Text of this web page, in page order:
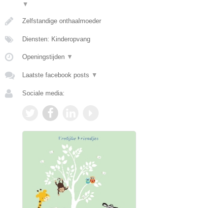
▼
Zelfstandige onthaalmoeder
Diensten: Kinderopvang
Openingstijden ▼
Laatste facebook posts ▼
Sociale media: